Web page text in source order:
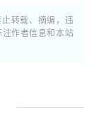
转载、摘编，违
作者信息和本站